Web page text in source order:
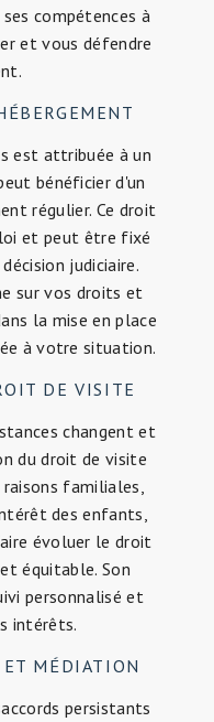
compétences à
et vous défendre
est attribuée à un
bénéficier d'un
régulier. Ce droit
et peut être fixé
judiciaire.
sur vos droits et
la mise en place
à votre situation.
DE VISITE
changent et
du droit de visite
familiales,
des enfants,
évoluer le droit
équitable. Son
personnalisé et
intérêts.
MÉDIATION
persistants